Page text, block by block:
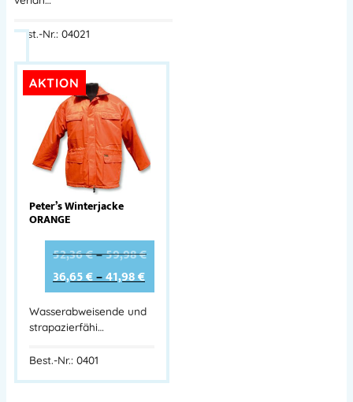
Best.-Nr.: 04021
AKTION
Peter’s Winterjacke
ORANGE
52,36€–59,98€
36,65€–41,98€
Wasserabweisende und
strapazierfähi…
Best.-Nr.: 0401